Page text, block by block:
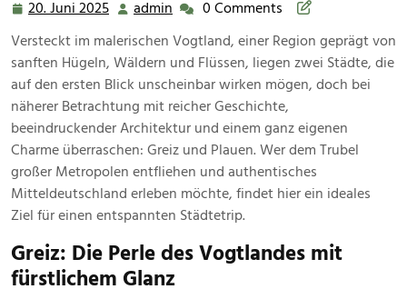
20. Juni 2025 20.
Juni
2025
admin admin0 Comments
Versteckt im malerischen Vogtland, einer Region geprägt von
sanften Hügeln, Wäldern und Flüssen, liegen zwei Städte, die
auf den ersten Blick unscheinbar wirken mögen, doch bei
näherer Betrachtung mit reicher Geschichte,
beeindruckender Architektur und einem ganz eigenen
Charme überraschen: Greiz und Plauen. Wer dem Trubel
großer Metropolen entfliehen und authentisches
Mitteldeutschland erleben möchte, findet hier ein ideales
Ziel für einen entspannten Städtetrip.
Greiz: Die Perle des Vogtlandes mit
fürstlichem Glanz